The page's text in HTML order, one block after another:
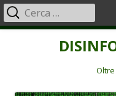
Menu
principale
per: